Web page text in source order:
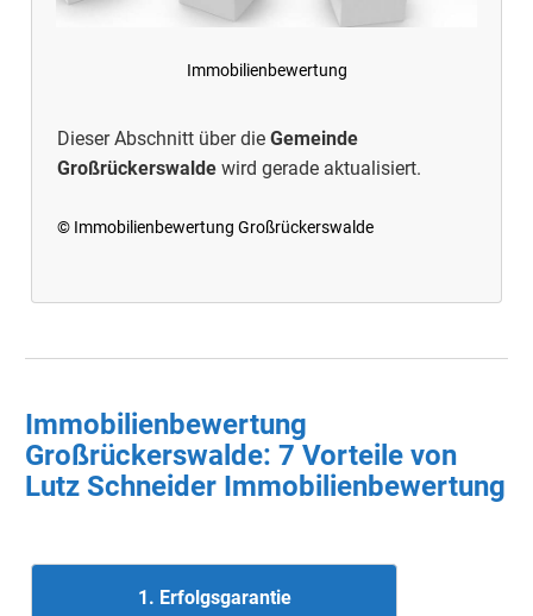
Immobilienbewertung
Dieser Abschnitt über die Gemeinde
Großrückerswalde wird gerade aktualisiert.
© Immobilienbewertung Großrückerswalde
Immobilienbewertung
Großrückerswalde: 7 Vorteile von
Lutz Schneider Immobilienbewertung
1. Erfolgsgarantie